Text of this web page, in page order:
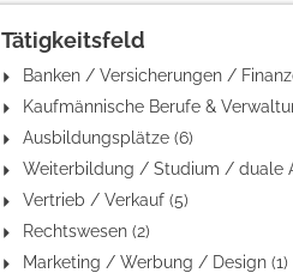
Tätigkeitsfeld
Ausbildungsplätze (6)
Vertrieb / Verkauf (5)
Rechtswesen (2)
Marketing / Werbung / Design (1)